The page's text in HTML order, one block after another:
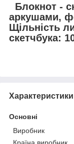
Блокнот -
аркушами,
Щільність
скетчбука:
Характеристики
Основні
Виробник
Країна виробник